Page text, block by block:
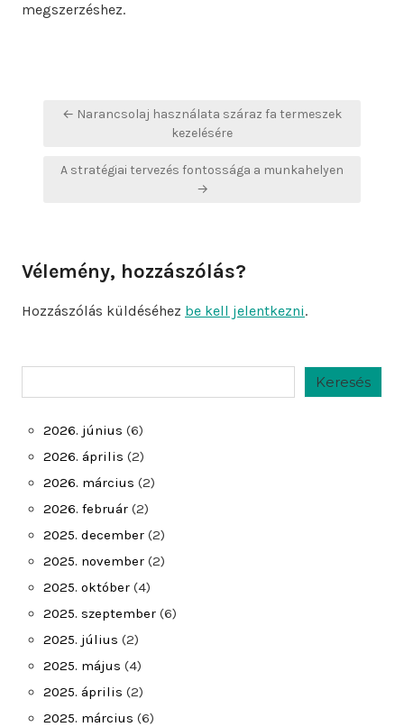
megszerzéshez.
Bejegyzés
← Narancsolaj használata száraz fa termeszek
kezelésére
A stratégiai tervezés fontossága a munkahelyen
→
Vélemény, hozzászólás?
Hozzászólás küldéséhez be kell jelentkezni.
Keresés
2026. június (6)
2026. április (2)
2026. március (2)
2026. február (2)
2025. december (2)
2025. november (2)
2025. október (4)
2025. szeptember (6)
2025. július (2)
2025. május (4)
2025. április (2)
2025. március (6)